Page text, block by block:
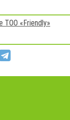
ТОО «Friendly»